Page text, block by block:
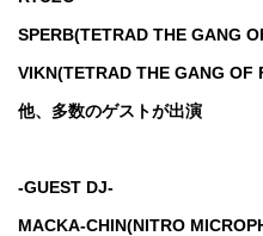
SPERB(TETRAD THE GANG
VIKN(TETRAD THE GANG OF
他、多数のゲストが出演
-GUEST DJ-
MACKA-CHIN(NITRO